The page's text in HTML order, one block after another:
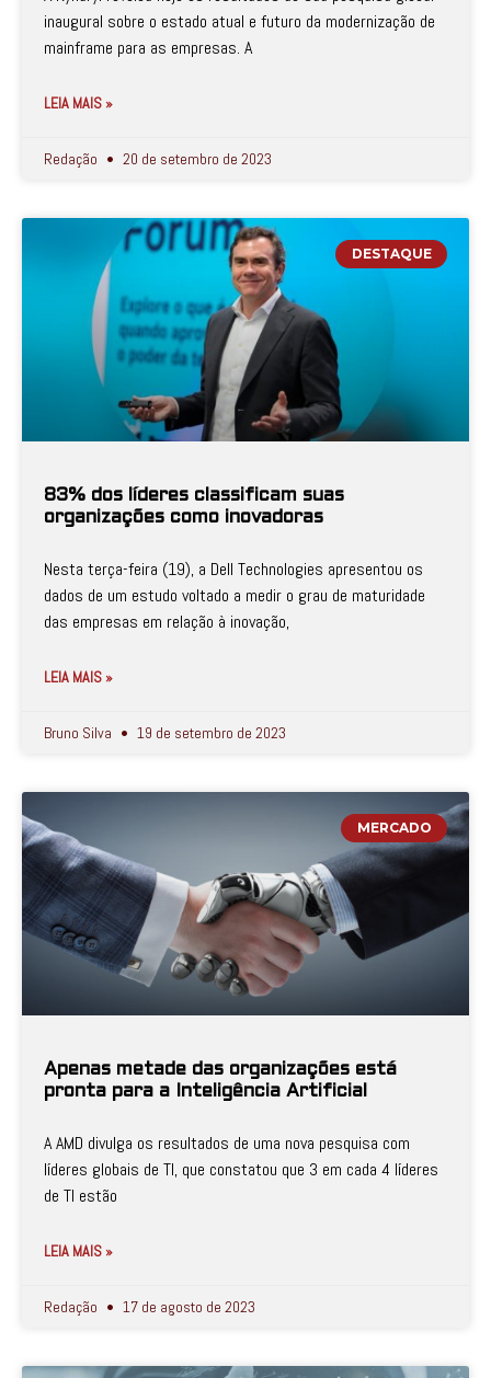
inaugural sobre o estado atual e futuro da modernização de
mainframe para as empresas. A
LEIA MAIS »
Redação 20 de setembro de 2023
DESTAQUE
83% dos líderes classificam suas
organizações como inovadoras
Nesta terça-feira (19), a Dell Technologies apresentou os
dados de um estudo voltado a medir o grau de maturidade
das empresas em relação à inovação,
LEIA MAIS »
Bruno Silva 19 de setembro de 2023
MERCADO
Apenas metade das organizações está
pronta para a Inteligência Artificial
A AMD divulga os resultados de uma nova pesquisa com
líderes globais de TI, que constatou que 3 em cada 4 líderes
de TI estão
LEIA MAIS »
Redação 17 de agosto de 2023